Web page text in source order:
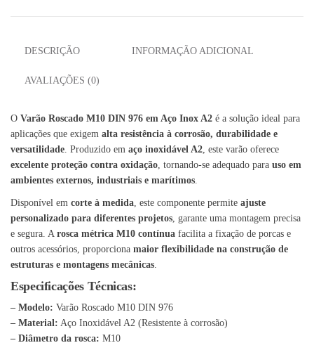
DESCRIÇÃO INFORMAÇÃO ADICIONAL
AVALIAÇÕES (0)
O Varão Roscado M10 DIN 976 em Aço Inox A2 é a solução ideal para
aplicações que exigem alta resistência à corrosão, durabilidade e
versatilidade. Produzido em aço inoxidável A2, este varão oferece
excelente proteção contra oxidação, tornando-se adequado para uso em
ambientes externos, industriais e marítimos.
Disponível em corte à medida, este componente permite ajuste
personalizado para diferentes projetos, garante uma montagem precisa
e segura. A rosca métrica M10 contínua facilita a fixação de porcas e
outros acessórios, proporciona maior flexibilidade na construção de
estruturas e montagens mecânicas.
Especificações Técnicas:
– Modelo: Varão Roscado M10 DIN 976
– Material: Aço Inoxidável A2 (Resistente à corrosão)
– Diâmetro da rosca: M10